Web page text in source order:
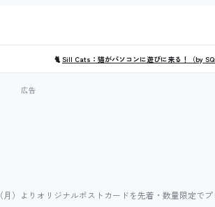
🐈Sill Cats：猫がパソコンに遊びに来る！（by
）よりオリジナルポストカードを先着・数量限定でプ